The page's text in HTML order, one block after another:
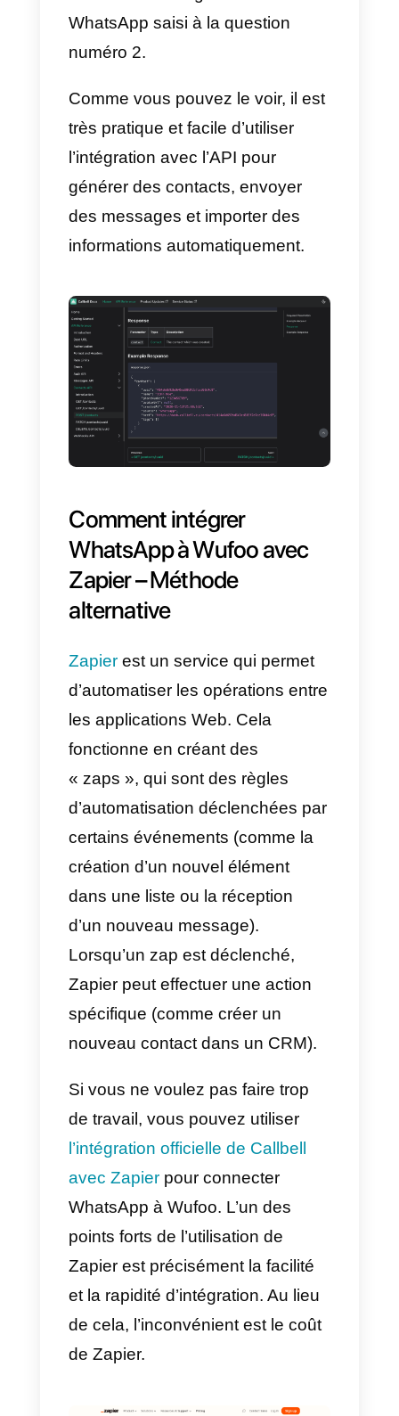
intéressante. Grâce à lui, nous
aurons la possibilité d’envoyer
manière automatisée) une
modèle WhatsAppou un
message Instagram à tous les
formulaire dans Wufoo que vous
aurez connecté via API à Callbell.
De plus, ce formulaire peut être
automatisé pour que tout soit
Un petit exemple pour mieux
comprendre :
formulaire de contact dans
où vous faites la promotion d’un
produit ou d’un service et il doit
être rempli par votre public cible.
la question 1 vous demandez le
nom du contact qui remplit le
formulaire et à la question 2 vous
demandez le numéro de
téléphone. Les autres questions
sont le reste des informations sur
votre formulaire.
Supposons que nous voulions
envoyer ce modèle de message
WhatsApp.
Bonjour {{1}}, merci d’avoir
équipe vous contactera dans
les plus brefs délais.